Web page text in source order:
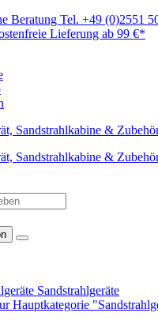
Beratung Tel. +49 (0)2551
Lieferung ab 99 €*
Sandstrahlgeräte
Hauptkategorie